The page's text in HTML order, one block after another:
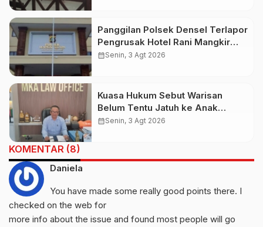
Panggilan Polsek Densel Terlapor
Pengrusak Hotel Rani Mangkir
Keluar Negeri, Ternyata Masih di
calendar_monthSenin, 3 Agt 2026
Kuasa Hukum Sebut Warisan
Belum Tentu Jatuh ke Anak
Kandung, Jero Mangku “Merusak
calendar_monthSenin, 3 Agt 2026
KOMENTAR (8)
Daniela
You have made some really good points there. I
checked on the web for
more info about the issue and found most people will go